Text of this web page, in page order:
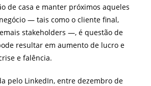
de casa e manter próximos aqueles
— tais como o cliente final,
stakeholders —, é questão de
resultar em aumento de lucro e
e falência.
pelo LinkedIn, entre dezembro de